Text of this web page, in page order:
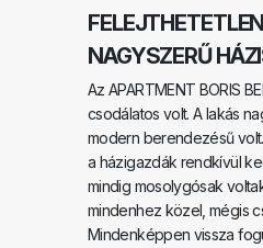
NAGYSZERŰ
Az APARTMENT BORIS
csodálatos volt. A lakás
modern berendezésű
a házigazdák rendkívül
mindig mosolygósak
mindenhez közel, mégis
Mindenképpen vissza